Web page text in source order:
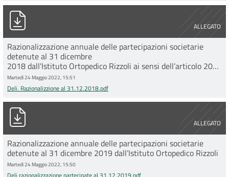
ALLEGATO
Deli. Razionalizzione al 31.12.2018.pdf
Razionalizzazione annuale delle partecipazioni societarie
detenute al 31 dicembre
2018 dall’Istituto Ortopedico Rizzoli ai sensi dell’articolo 20
del D. Lgs. n. 175 del
2016 e s.m.i.
Martedì 24 Maggio 2022, 15:51
Deli. Razionalizzione al 31.12.2018.pdf
ALLEGATO
Deli razionalizzazione partecipate al 31.12.2019.pdf
Razionalizzazione annuale delle partecipazioni societarie
detenute al 31 dicembre 2019 dall’Istituto Ortopedico Rizzoli
Martedì 24 Maggio 2022, 15:50